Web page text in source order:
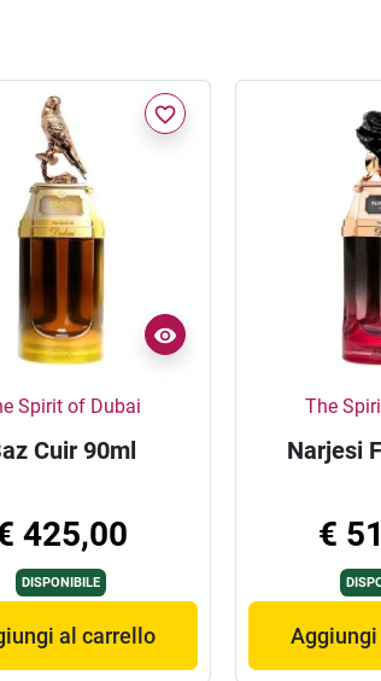
favorite_border
Spirit of Dubai
Cuir 90ml
425,00
DISPONIBILE
al carrello
The
Narjesi
€